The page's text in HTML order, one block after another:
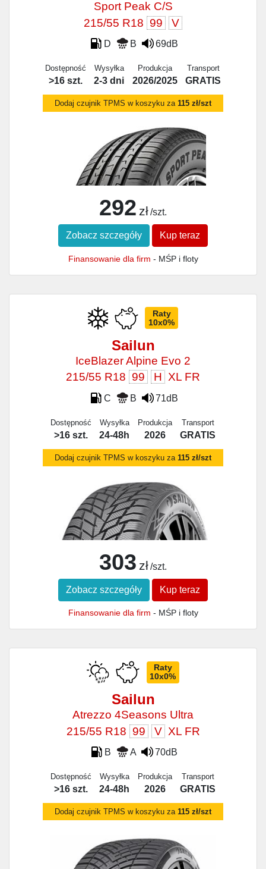
Sport Peak C/S
215/55 R18 99 V
D B 69dB
Dostępność
>16 szt.
Wysyłka
2-3 dni
Produkcja
2026/2025
Transport
GRATIS
Dodaj czujnik TPMS w koszyku za 115 zł/szt
292 zł /szt.
Zobacz szczegóły Kup teraz
Finansowanie dla firm - MŚP i floty
Raty
10x0%
Sailun
IceBlazer Alpine Evo 2
215/55 R18 99 H XL FR
C B 71dB
Dostępność
>16 szt.
Wysyłka
24-48h
Produkcja
2026
Transport
GRATIS
Dodaj czujnik TPMS w koszyku za 115 zł/szt
303 zł /szt.
Zobacz szczegóły Kup teraz
Finansowanie dla firm - MŚP i floty
Raty
10x0%
Sailun
Atrezzo 4Seasons Ultra
215/55 R18 99 V XL FR
B A 70dB
Dostępność
>16 szt.
Wysyłka
24-48h
Produkcja
2026
Transport
GRATIS
Dodaj czujnik TPMS w koszyku za 115 zł/szt